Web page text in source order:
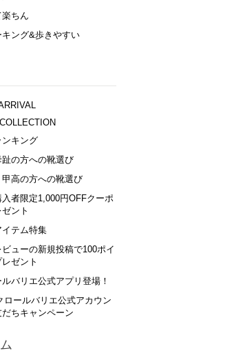
ちん
キング&歩きやすい
ンキング
趾の方への靴選び
甲高の方への靴選び
者限定1,000円OFFクーポ
ント
イテム特集
ューの新規投稿で100ポイ
ゼント
バリエ公式アプリ登場！
ロールバリエ公式アカウン
だちキャンペーン